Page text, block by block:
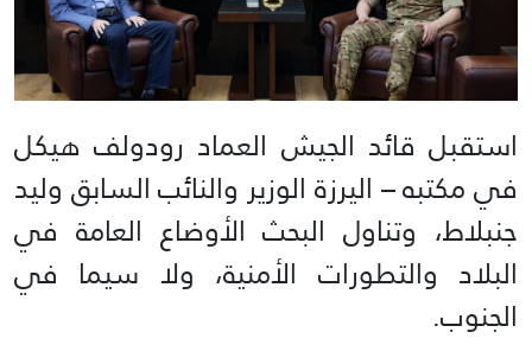
استقبل قائد الجيش العماد رودولف هيكل
في مكتبه – اليرزة الوزير والنائب السابق وليد
جنبلاط، وتناول البحث الأوضاع العامة في
البلاد والتطورات الأمنية، ولا سيما في
الجنوب.